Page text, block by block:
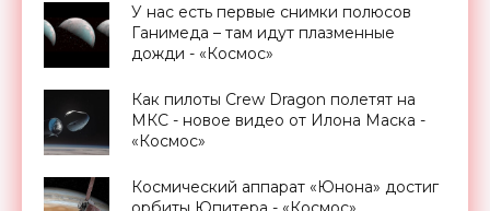
У нас есть первые снимки полюсов
Ганимеда – там идут плазменные
дожди - «Космос»
Как пилоты Crew Dragon полетят на
МКС - новое видео от Илона Маска -
«Космос»
Космический аппарат «Юнона» достиг